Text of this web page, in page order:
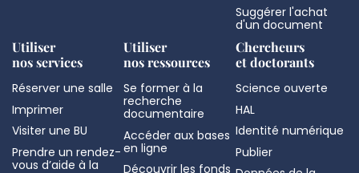
Suggérer l'achat
d'un document
Utiliser
nos services
Réserver une salle
Imprimer
Visiter une BU
Prendre un rendez-
vous d’aide à la
Utiliser
nos ressources
Se former à la
recherche
documentaire
Accéder aux bases
en ligne
Découvrir les fonds
Chercheurs
et doctorants
Science ouverte
HAL
Identité numérique
Publier